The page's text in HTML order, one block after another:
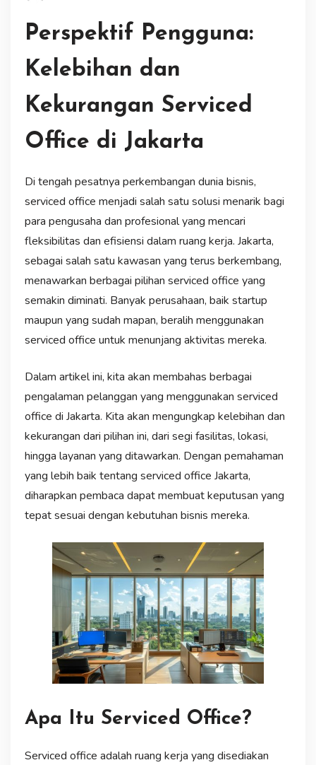
Perspektif Pengguna:
Kelebihan dan
Kekurangan Serviced
Office di Jakarta
Di tengah pesatnya perkembangan dunia bisnis,
serviced office menjadi salah satu solusi menarik bagi
para pengusaha dan profesional yang mencari
fleksibilitas dan efisiensi dalam ruang kerja. Jakarta,
sebagai salah satu kawasan yang terus berkembang,
menawarkan berbagai pilihan serviced office yang
semakin diminati. Banyak perusahaan, baik startup
maupun yang sudah mapan, beralih menggunakan
serviced office untuk menunjang aktivitas mereka.
Dalam artikel ini, kita akan membahas berbagai
pengalaman pelanggan yang menggunakan serviced
office di Jakarta. Kita akan mengungkap kelebihan dan
kekurangan dari pilihan ini, dari segi fasilitas, lokasi,
hingga layanan yang ditawarkan. Dengan pemahaman
yang lebih baik tentang serviced office Jakarta,
diharapkan pembaca dapat membuat keputusan yang
tepat sesuai dengan kebutuhan bisnis mereka.
Apa Itu Serviced Office?
Serviced office adalah ruang kerja yang disediakan